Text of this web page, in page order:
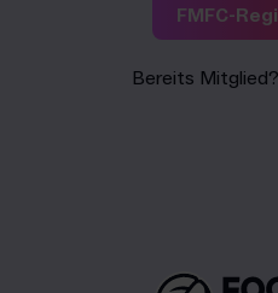
FMFC-
Bereits Mitglied?